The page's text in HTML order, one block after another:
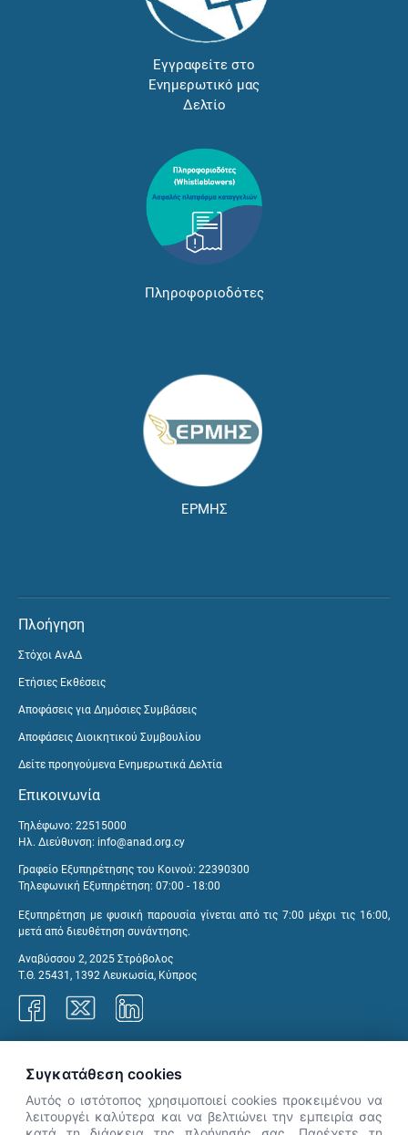
Εγγραφείτε στο
Ενημερωτικό μας
Δελτίο
Πληροφοριοδότες
ΕΡΜΗΣ
Πλοήγηση
Στόχοι ΑνΑΔ
Ετήσιες Εκθέσεις
Αποφάσεις για Δημόσιες Συμβάσεις
Αποφάσεις Διοικητικού Συμβουλίου
Δείτε προηγούμενα Ενημερωτικά Δελτία
Επικοινωνία
Τηλέφωνο: 22515000
Ηλ. Διεύθυνση: info@anad.org.cy
Γραφείο Εξυπηρέτησης του Κοινού: 22390300
Τηλεφωνική Εξυπηρέτηση: 07:00 - 18:00
Εξυπηρέτηση με φυσική παρουσία γίνεται από τις 7:00 μέχρι τις 16:00,
μετά από διευθέτηση συνάντησης.
Αναβύσσου 2, 2025 Στρόβολος
Τ.Θ. 25431, 1392 Λευκωσία, Κύπρος
Συγκατάθεση cookies
Αυτός ο ιστότοπος χρησιμοποιεί cookies προκειμένου να
λειτουργέι καλύτερα και να βελτιώνει την εμπειρία σας